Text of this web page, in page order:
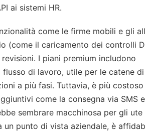
ai sistemi HR.
come le firme mobili e gli all
(come il caricamento dei controlli D
I piani premium includono
flusso di lavoro, utile per le catene di
a più fasi. Tuttavia, è più costoso
come la consegna via SMS e
sembrare macchinosa per gli ute
un punto di vista aziendale, è affidab